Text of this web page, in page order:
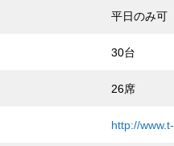
平日のみ可
30台
26席
http://